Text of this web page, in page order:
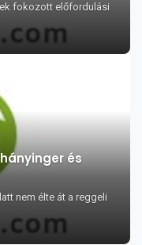
fokozott előfordulási
és
nem élte át a reggeli